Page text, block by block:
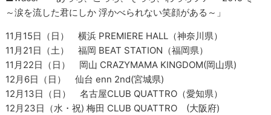
～涙を流した君にしか 浮かべられない笑顔がある～」
11月15日（日） 横浜 PREMIERE HALL（神奈川県）
11月21日（土） 福岡 BEAT STATION（福岡県）
11月22日（日） 岡山 CRAZYMAMA KINGDOM(岡山県)
12月6日（日） 仙台 enn 2nd(宮城県)
12月13日（日） 名古屋CLUB QUATTRO（愛知県）
12月23日（水・祝) 梅田 CLUB QUATTRO (大阪府)